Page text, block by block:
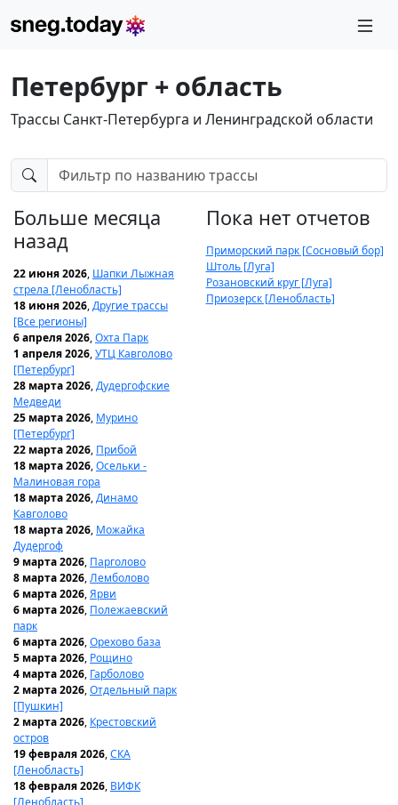
Петербург + область
Трассы Санкт-Петербурга и Ленинградской области
Больше месяца
назад
22 июня 2026, Шапки Лыжная
стрела [Ленобласть]
18 июня 2026,Другие трассы
[Все регионы]
6 апреля 2026,Охта Парк
1 апреля 2026,УТЦ Кавголово
[Петербург]
28 марта 2026,Дудергофские
Медведи
25 марта 2026, Мурино
[Петербург]
22 марта 2026, Прибой
18 марта 2026,Осельки -
Малиновая гора
18 марта 2026,Динамо
Кавголово
18 марта 2026, Можайка
Дудергоф
9 марта 2026, Парголово
8 марта 2026,Лемболово
6 марта 2026,Ярви
6 марта 2026, Полежаевский
парк
6 марта 2026,Орехово база
5 марта 2026, Рощино
4 марта 2026, Гарболово
2 марта 2026,Отдельный парк
[Пушкин]
2 марта 2026, Крестовский
остров
19 февраля 2026,СКА
[Ленобласть]
18 февраля 2026, ВИФК
[Ленобласть]
Пока нет отчетов
Приморский парк [Сосновый бор]
Штоль [Луга]
Розановский круг [Луга]
Приозерск [Ленобласть]